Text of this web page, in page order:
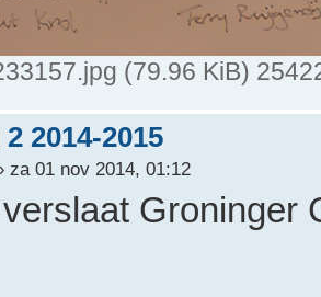
(79.96 KiB)
2014-2015
za 01 nov 2014, 01:12
Groninger